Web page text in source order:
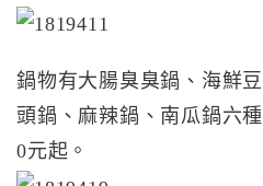
鍋物有大腸臭臭鍋、海鮮
頭鍋、麻辣鍋、南瓜鍋六
0元起。